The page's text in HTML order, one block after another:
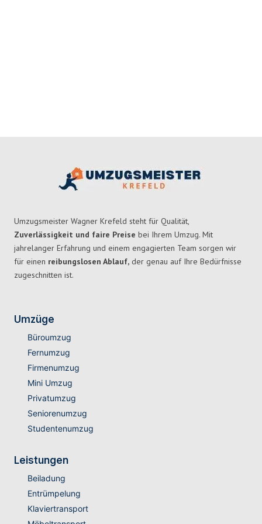
Umzugsmeister Wagner Krefeld steht für Qualität,
Zuverlässigkeit und faire Preise bei Ihrem Umzug. Mit
jahrelanger Erfahrung und einem engagierten Team sorgen wir
für einen reibungslosen Ablauf, der genau auf Ihre Bedürfnisse
zugeschnitten ist.
Umzüge
Büroumzug
Fernumzug
Firmenumzug
Mini Umzug
Privatumzug
Seniorenumzug
Studentenumzug
Leistungen
Beiladung
Entrümpelung
Klaviertransport